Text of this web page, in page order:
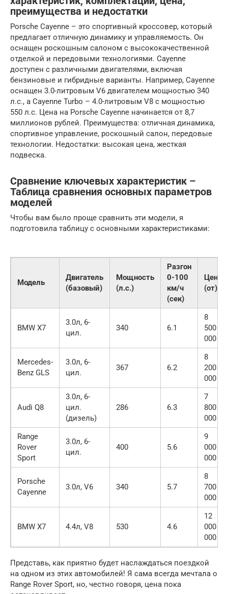
преимущества и недостатки
Porsche Cayenne – это спортивный кроссовер, который
предлагает отличную динамику и управляемость. Он
оснащен роскошным салоном с высококачественной
отделкой и передовыми технологиями. Cayenne
доступен с различными двигателями, включая
бензиновые и гибридные варианты. Например, Cayenne
оснащен 3.0-литровым V6 двигателем мощностью 340
л.с., а Cayenne Turbo – 4.0-литровым V8 с мощностью
550 л.с. Цена на Porsche Cayenne начинается от 8,7
миллионов рублей. Преимущества: отличная динамика,
спортивное управление, роскошный салон, передовые
технологии. Недостатки: высокая цена, жесткая
подвеска.
Сравнение ключевых характеристик –
Таблица сравнения основных параметров
моделей
Чтобы вам было проще сравнить эти модели, я
подготовила таблицу с основными характеристиками:
Модель
Двигатель
(базовый)
Мощность
(л.с.)
Разгон
0-100
км/ч
(сек)
Цена
(от)
BMW X7
3.0л, 6-
цил.
340 6.1
8
500
000
Mercedes-
Benz GLS
3.0л, 6-
цил.
367 6.2
8
200
000
Audi Q8
3.0л, 6-
цил.
(дизель)
286 6.3
7
800
000
Range
Rover
Sport
3.0л, 6-
цил.
400 5.6
9
000
000
Porsche
Cayenne
3.0л, V6 340 5.7
8
700
000
BMW X7 4.4л, V8 530 4.6
12
000
000
Представь, как приятно будет наслаждаться поездкой
на одном из этих автомобилей! Я сама всегда мечтала о
Range Rover Sport, но, честно говоря, цена пока